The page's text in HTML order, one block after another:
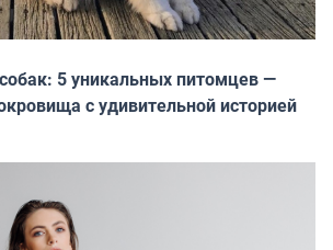
5 уникальных питомцев —
с удивительной историей